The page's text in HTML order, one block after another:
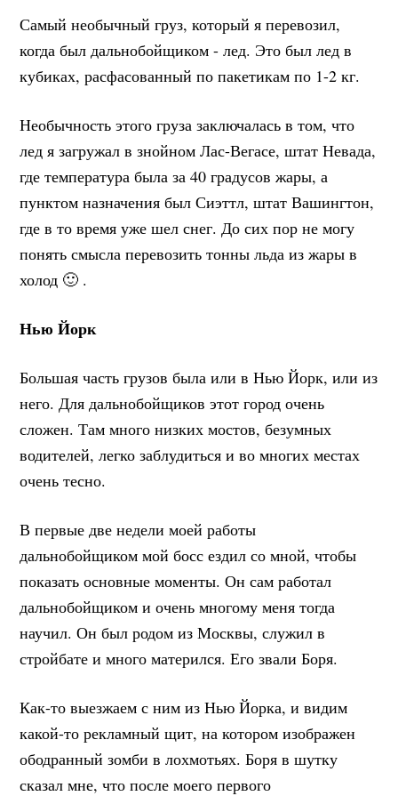
Самый необычный груз, который я перевозил,
когда был дальнобойщиком - лед. Это был лед в
кубиках, расфасованный по пакетикам по 1-2 кг.
Необычность этого груза заключалась в том, что
лед я загружал в знойном Лас-Вегасе, штат Невада,
где температура была за 40 градусов жары, а
пунктом назначения был Сиэттл, штат Вашингтон,
где в то время уже шел снег. До сих пор не могу
понять смысла перевозить тонны льда из жары в
холод 🙂 .
Нью Йорк
Большая часть грузов была или в Нью Йорк, или из
него. Для дальнобойщиков этот город очень
сложен. Там много низких мостов, безумных
водителей, легко заблудиться и во многих местах
очень тесно.
В первые две недели моей работы
дальнобойщиком мой босс ездил со мной, чтобы
показать основные моменты. Он сам работал
дальнобойщиком и очень многому меня тогда
научил. Он был родом из Москвы, служил в
стройбате и много матерился. Его звали Боря.
Как-то выезжаем с ним из Нью Йорка, и видим
какой-то рекламный щит, на котором изображен
ободранный зомби в лохмотьях. Боря в шутку
сказал мне, что после моего первого